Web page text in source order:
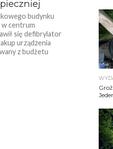
budynku
w centrum
się defibrylator
urządzenia
z budżetu